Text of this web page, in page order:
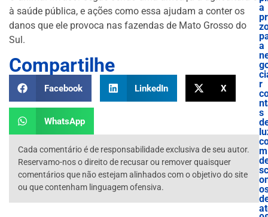
à saúde pública, e ações como essa ajudam a conter os
danos que ele provoca nas fazendas de Mato Grosso do
Sul.
Compartilhe
Facebook LinkedIn X
WhatsApp
Cada comentário é de responsabilidade exclusiva de seu autor.
Reservamo-nos o direito de recusar ou remover quaisquer
comentários que não estejam alinhados com o objetivo do site
ou que contenham linguagem ofensiva.
a
a
r
s
m
sc